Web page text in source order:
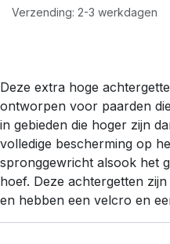
Verzending: 2-3 werkdagen
Deze extra hoge
ontworpen voor paarden
in gebieden die hoger zijn
volledige bescherming op
spronggewricht alsook het
hoef. Deze achtergetten
en hebben een velcro en